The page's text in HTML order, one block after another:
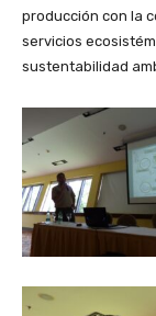
producción con la
servicios
sustentabilidad